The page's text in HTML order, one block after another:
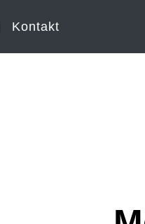
Kontakt